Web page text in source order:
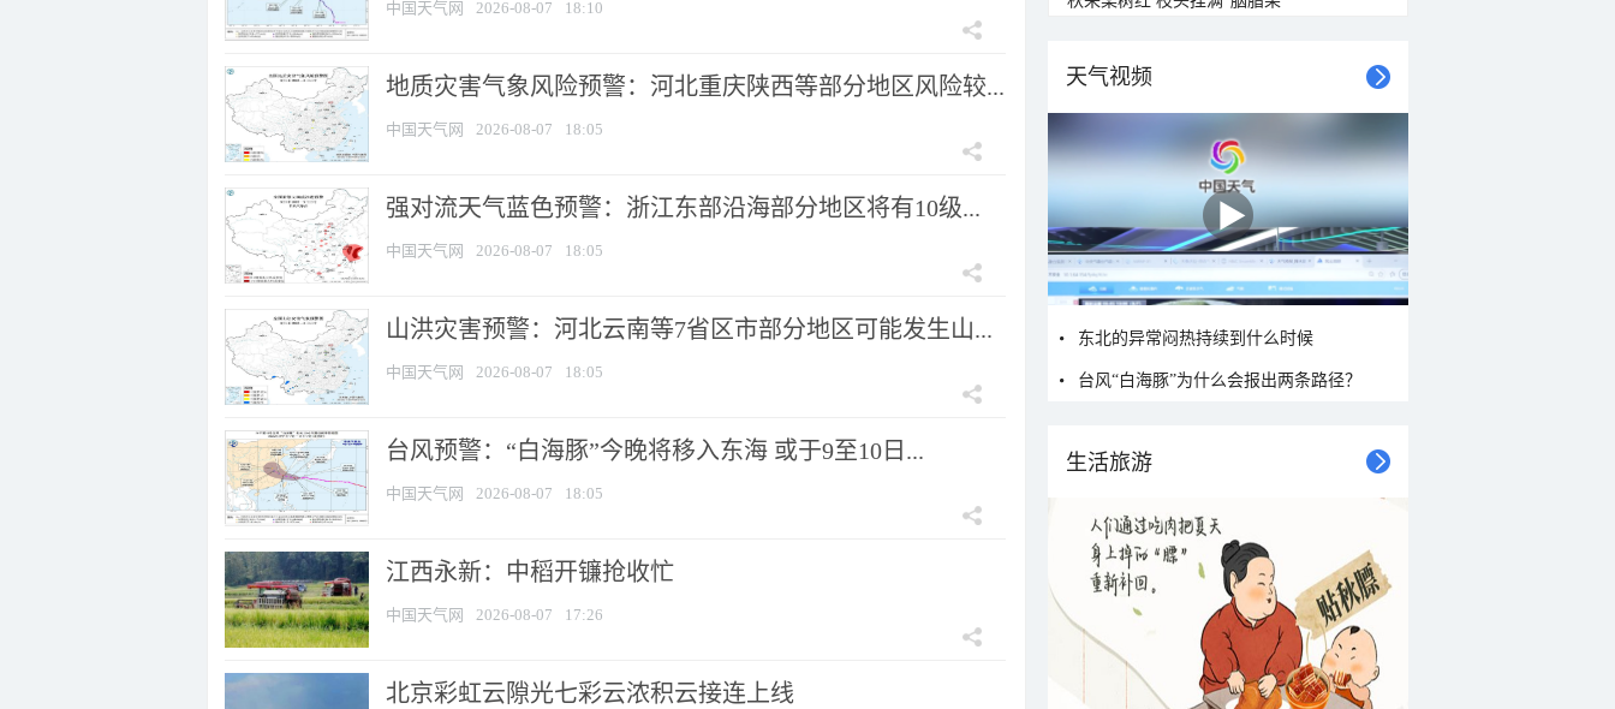
中国天气网 2026-08-07 18:10
地质灾害气象风险预警：河北重庆陕西等部分地区风险较...
中国天气网 2026-08-07 18:05
强对流天气蓝色预警：浙江东部沿海部分地区将有10级...
中国天气网 2026-08-07 18:05
山洪灾害预警：河北云南等7省区市部分地区可能发生山...
中国天气网 2026-08-07 18:05
台风预警：“白海豚”今晚将移入东海 或于9至10日...
中国天气网 2026-08-07 18:05
江西永新：中稻开镰抢收忙
中国天气网 2026-08-07 17:26
北京彩虹云隙光七彩云浓积云接连上线
天气视频
东北的异常闷热持续到什么时候
台风“白海豚”为什么会报出两条路径？
生活旅游